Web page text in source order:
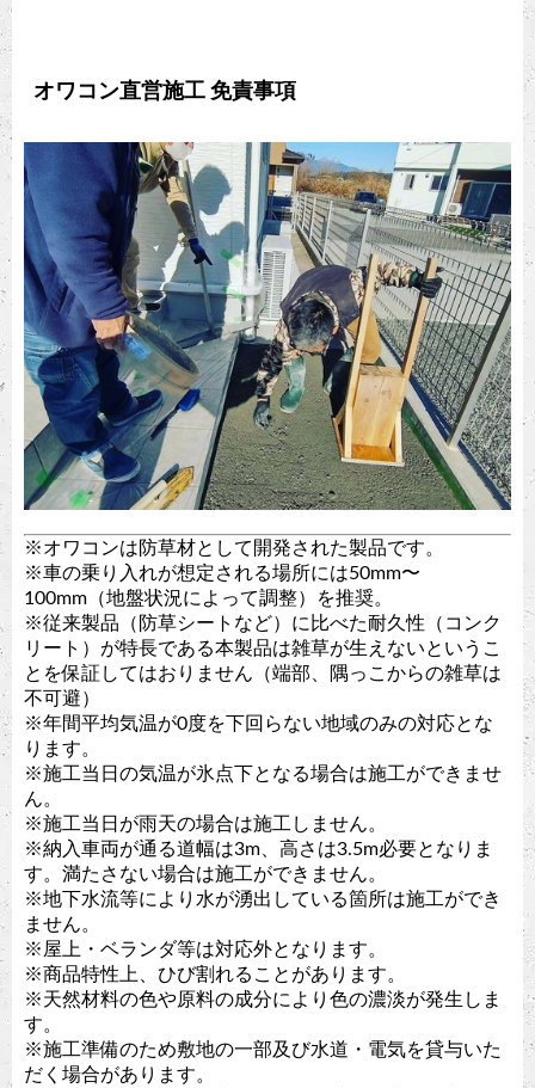
オワコン直営施工 免責事項
※オワコンは防草材として開発された製品です。
※車の乗り入れが想定される場所には50mm〜
100mm（地盤状況によって調整）を推奨。
※従来製品（防草シートなど）に比べた耐久性（コンク
リート）が特長である本製品は雑草が生えないというこ
とを保証してはおりません（端部、隅っこからの雑草は
不可避）
※年間平均気温が0度を下回らない地域のみの対応とな
ります。
※施工当日の気温が氷点下となる場合は施工ができませ
ん。
※施工当日が雨天の場合は施工しません。
※納入車両が通る道幅は3m、高さは3.5m必要となりま
す。満たさない場合は施工ができません。
※地下水流等により水が湧出している箇所は施工ができ
ません。
※屋上・ベランダ等は対応外となります。
※商品特性上、ひび割れることがあります。
※天然材料の色や原料の成分により色の濃淡が発生しま
す。
※施工準備のため敷地の一部及び水道・電気を貸与いた
だく場合があります。